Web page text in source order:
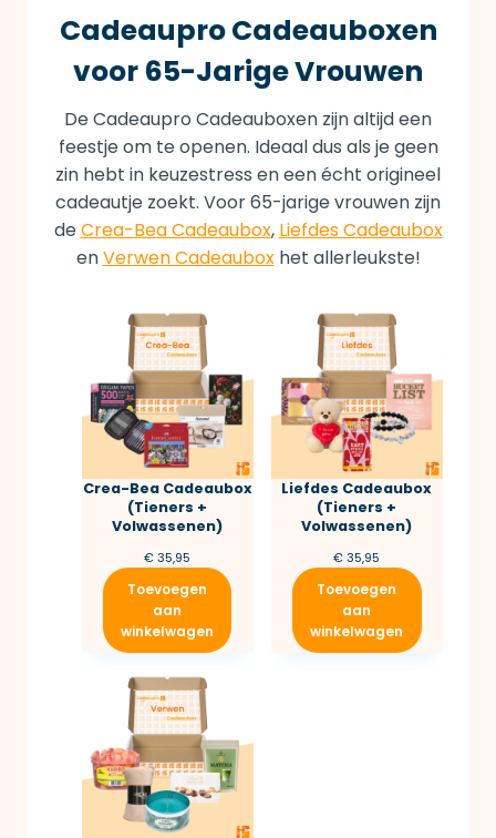
Cadeaupro Cadeauboxen
voor 65-Jarige Vrouwen
De Cadeaupro Cadeauboxen zijn altijd een
feestje om te openen. Ideaal dus als je geen
zin hebt in keuzestress en een écht origineel
cadeautje zoekt. Voor 65-jarige vrouwen zijn
deCrea-Bea Cadeaubox, Liefdes Cadeaubox
enVerwen Cadeauboxhet allerleukste!
Crea-Bea Cadeaubox
(Tieners +
Volwassenen)
€35,95
Toevoegen
aan
winkelwagen
Liefdes Cadeaubox
(Tieners +
Volwassenen)
€35,95
Toevoegen
aan
winkelwagen